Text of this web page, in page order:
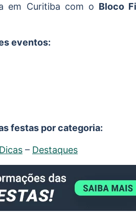
em Curitiba com o Bloco
eventos:
festas por categoria:
– Destaques